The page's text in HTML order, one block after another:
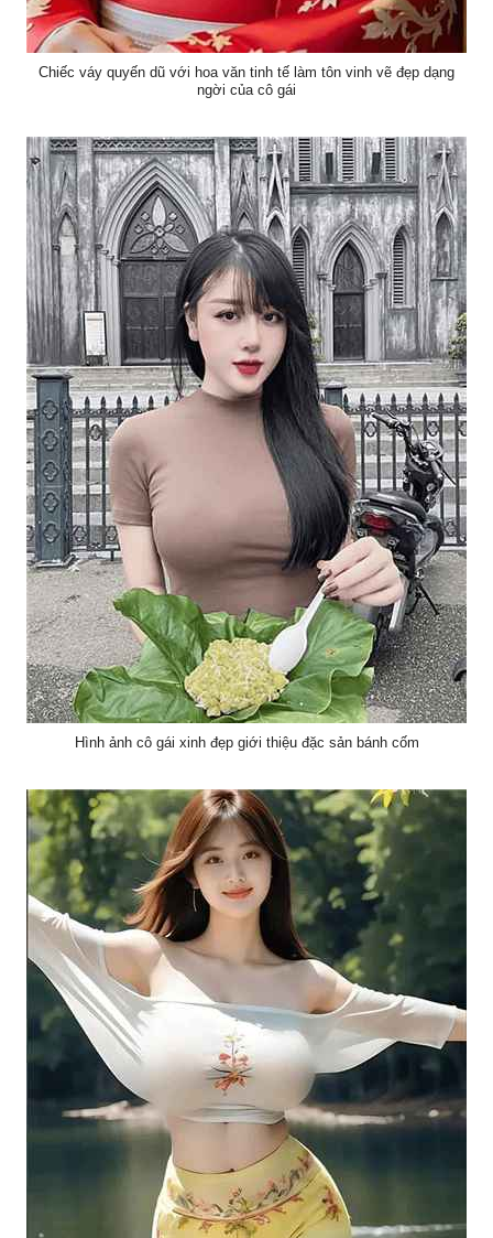
Chiếc váy quyến dũ với hoa văn tinh tế làm tôn vinh vẽ đẹp dạng
ngời của cô gái
Hình ảnh cô gái xinh đẹp giới thiệu đặc sản bánh cốm